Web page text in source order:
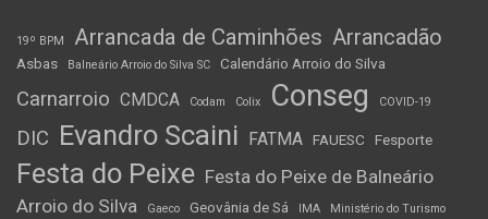
19º BPM Arrancada de Caminhões Arrancadão
Asbas Balneário Arroio do Silva SC Calendário Arroio do Silva
Carnarroio CMDCA Codam Colix Conseg COVID-19
DIC Evandro Scaini FATMA FAUESC Fesporte
Festa do Peixe Festa do Peixe de Balneário
Arroio do Silva
Gaeco Geovânia de Sá IMA
Ministério do Turismo